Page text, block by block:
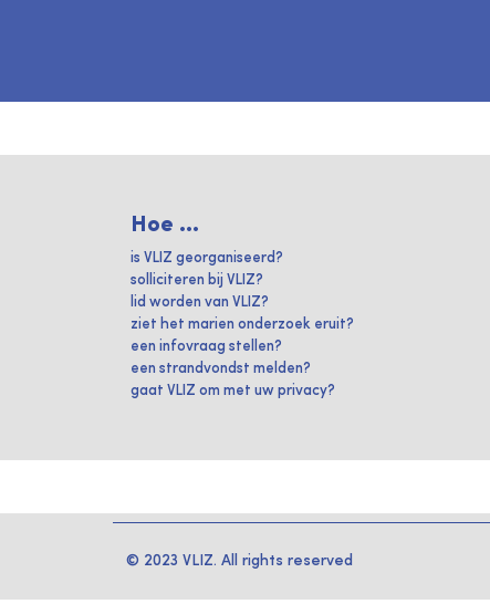
Hoe ...
is VLIZ georganiseerd?
solliciteren bij VLIZ?
lid worden van VLIZ?
ziet het marien onderzoek eruit?
een infovraag stellen?
een strandvondst melden?
gaat VLIZ om met uw privacy?
© 2023 VLIZ. All rights reserved